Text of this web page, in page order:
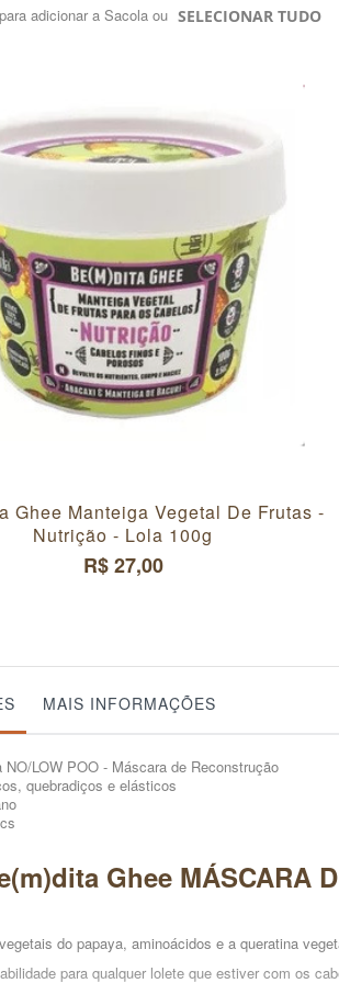
adicionar a Sacola ou SELECIONAR TUDO
Ghee Manteiga Vegetal De Frutas -
Nutrição - Lola 100g
R$ 27,00
MAIS INFORMAÇÕES
NO/LOW POO - Máscara de Reconstrução
quebradiços e elásticos
Ghee MÁSCARA
do papaya, aminoácidos e a queratina
para qualquer lolete que estiver com os